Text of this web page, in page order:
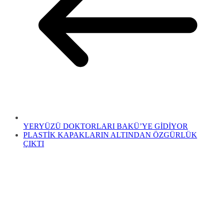
YERYÜZÜ DOKTORLARI BAKÜ’YE GİDİYOR
PLASTİK KAPAKLARIN ALTINDAN ÖZGÜRLÜK
ÇIKTI